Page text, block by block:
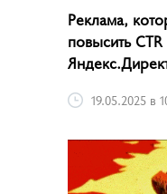
Реклама,
повысить
19.05.2025 в